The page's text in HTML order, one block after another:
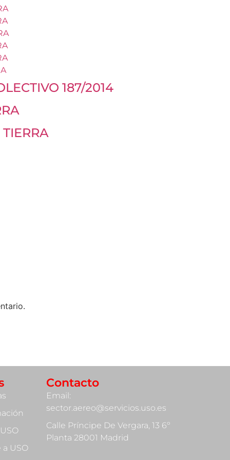
187/2014
a USO
Contacto
Email:
sector.aereo@servicios.uso.es
Calle Príncipe De Vergara, 13 6º
Planta 28001 Madrid